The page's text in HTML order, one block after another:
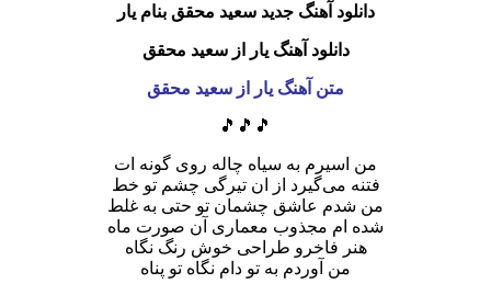
دانلود آهنگ جدید سعید محقق بنام یار
دانلود آهنگ یار از سعید محقق
متن آهنگ یار از سعید محقق
🎵🎵🎵
من اسیرم به سیاه چاله روی گونه ات
فتنه می‌گیرد از ان تیرگی چشم تو خط
من شدم عاشق چشمان تو حتی به غلط
شده ام مجذوب معماری آن صورت ماه
هنر فاخرو طراحی خوش رنگ نگاه
من آوردم به تو دام نگاه تو پناه